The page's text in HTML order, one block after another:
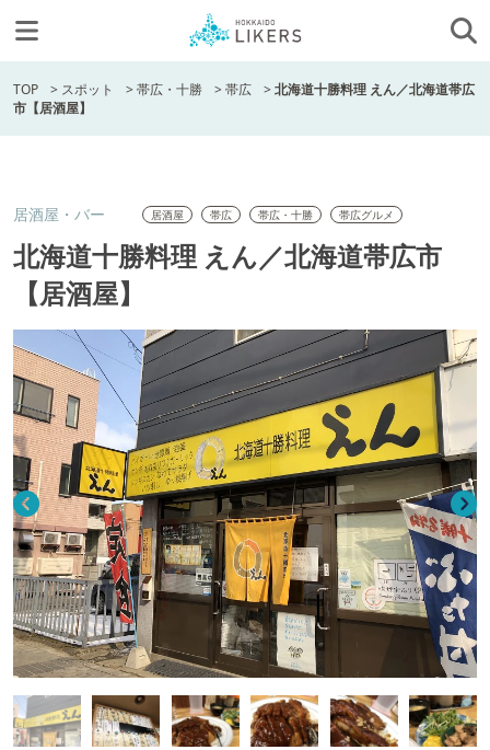
TOP > スポット >帯広・十勝 >帯広 >北海道十勝料理 えん／北海道帯広
市【居酒屋】
居酒屋・バー 居酒屋 帯広 帯広・十勝 帯広グルメ
北海道十勝料理 えん／北海道帯広市
【居酒屋】